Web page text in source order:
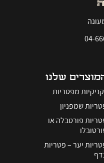
04-
שלנו
מפטריות
שמפניון
פורטבלה או
יער – פטריות